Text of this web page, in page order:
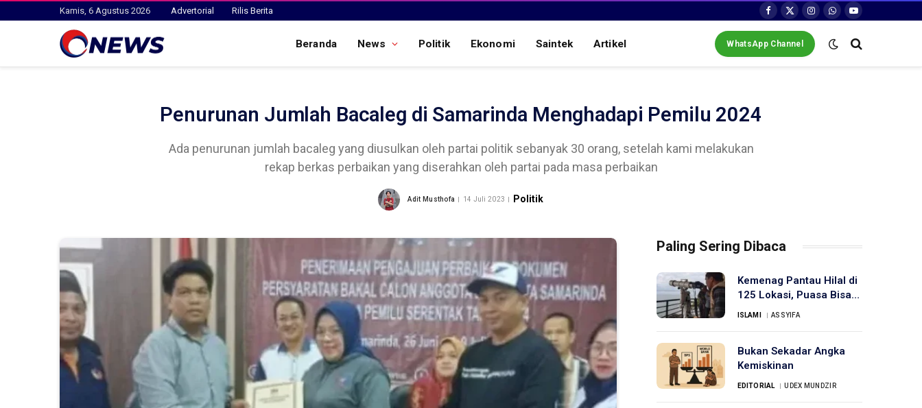
Kamis, 6 Agustus 2026 Advertorial Rilis Berita
Facebook
X
(Twitter)
Instagram
WhatsApp
YouTube
Beranda News Politik Ekonomi Saintek Artikel WhatsApp Channel
Penurunan Jumlah Bacaleg di Samarinda Menghadapi Pemilu 2024
Ada penurunan jumlah bacaleg yang diusulkan oleh partai politik sebanyak 30 orang, setelah kami melakukan
rekap berkas perbaikan yang diserahkan oleh partai pada masa perbaikan
Adit Musthofa 14 Juli 2023 Politik
Paling Sering Dibaca
Kemenag Pantau Hilal di
125 Lokasi, Puasa Bisa
Dimulai 1 Maret
ISLAMI ASSYIFA
Bukan Sekadar Angka
Kemiskinan
EDITORIAL UDEX MUNDZIR